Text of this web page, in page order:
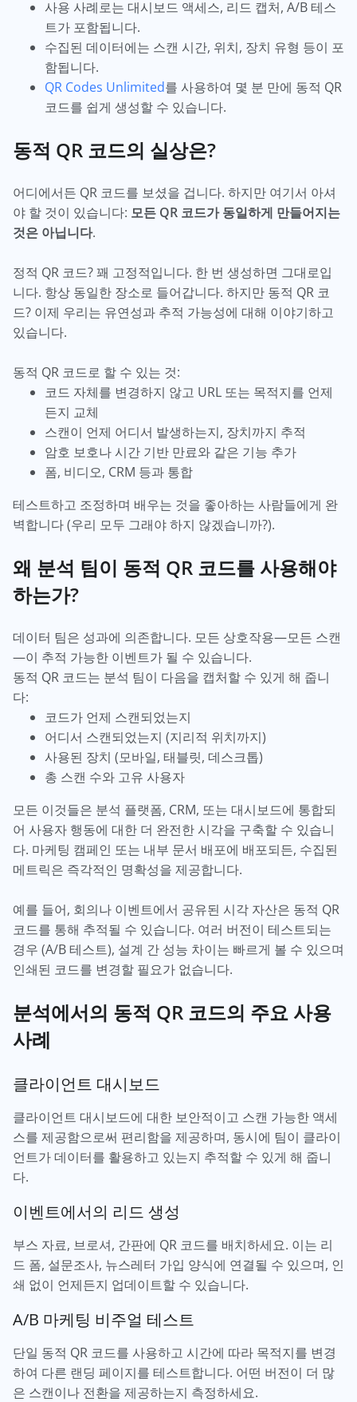
사용 사례로는 대시보드 액세스, 리드 캡처, A/B 테스
트가 포함됩니다.
수집된 데이터에는 스캔 시간, 위치, 장치 유형 등이 포
함됩니다.
QR Codes Unlimited를 사용하여 몇 분 만에 동적 QR
코드를 쉽게 생성할 수 있습니다.
동적 QR 코드의 실상은?
어디에서든 QR 코드를 보셨을 겁니다. 하지만 여기서 아셔
야 할 것이 있습니다: 모든 QR 코드가 동일하게 만들어지는
것은 아닙니다.
정적 QR 코드? 꽤 고정적입니다. 한 번 생성하면 그대로입
니다. 항상 동일한 장소로 들어갑니다. 하지만 동적 QR 코
드? 이제 우리는 유연성과 추적 가능성에 대해 이야기하고
있습니다.
동적 QR 코드로 할 수 있는 것:
코드 자체를 변경하지 않고 URL 또는 목적지를 언제
든지 교체
스캔이 언제 어디서 발생하는지, 장치까지 추적
암호 보호나 시간 기반 만료와 같은 기능 추가
폼, 비디오, CRM 등과 통합
테스트하고 조정하며 배우는 것을 좋아하는 사람들에게 완
벽합니다 (우리 모두 그래야 하지 않겠습니까?).
왜 분석 팀이 동적 QR 코드를 사용해야
하는가?
데이터 팀은 성과에 의존합니다. 모든 상호작용—모든 스캔
—이 추적 가능한 이벤트가 될 수 있습니다.
동적 QR 코드는 분석 팀이 다음을 캡처할 수 있게 해 줍니
다:
코드가 언제 스캔되었는지
어디서 스캔되었는지 (지리적 위치까지)
사용된 장치 (모바일, 태블릿, 데스크톱)
총 스캔 수와 고유 사용자
모든 이것들은 분석 플랫폼, CRM, 또는 대시보드에 통합되
어 사용자 행동에 대한 더 완전한 시각을 구축할 수 있습니
다. 마케팅 캠페인 또는 내부 문서 배포에 배포되든, 수집된
메트릭은 즉각적인 명확성을 제공합니다.
예를 들어, 회의나 이벤트에서 공유된 시각 자산은 동적 QR
코드를 통해 추적될 수 있습니다. 여러 버전이 테스트되는
경우 (A/B 테스트), 설계 간 성능 차이는 빠르게 볼 수 있으며
인쇄된 코드를 변경할 필요가 없습니다.
분석에서의 동적 QR 코드의 주요 사용
사례
클라이언트 대시보드
클라이언트 대시보드에 대한 보안적이고 스캔 가능한 액세
스를 제공함으로써 편리함을 제공하며, 동시에 팀이 클라이
언트가 데이터를 활용하고 있는지 추적할 수 있게 해 줍니
다.
이벤트에서의 리드 생성
부스 자료, 브로셔, 간판에 QR 코드를 배치하세요. 이는 리
드 폼, 설문조사, 뉴스레터 가입 양식에 연결될 수 있으며, 인
쇄 없이 언제든지 업데이트할 수 있습니다.
A/B 마케팅 비주얼 테스트
단일 동적 QR 코드를 사용하고 시간에 따라 목적지를 변경
하여 다른 랜딩 페이지를 테스트합니다. 어떤 버전이 더 많
은 스캔이나 전환을 제공하는지 측정하세요.